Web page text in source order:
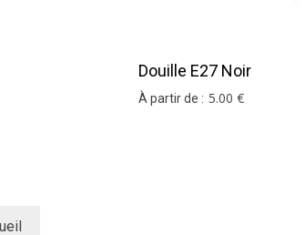
Douille E27 Noir
À partir de : 5.00 €